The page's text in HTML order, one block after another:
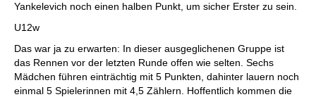
Yankelevich noch einen halben Punkt, um sicher Erster zu sein.
U12w
Das war ja zu erwarten: In dieser ausgeglichenen Gruppe ist
das Rennen vor der letzten Runde offen wie selten. Sechs
Mädchen führen einträchtig mit 5 Punkten, dahinter lauern noch
einmal 5 Spielerinnen mit 4,5 Zählern. Hoffentlich kommen die